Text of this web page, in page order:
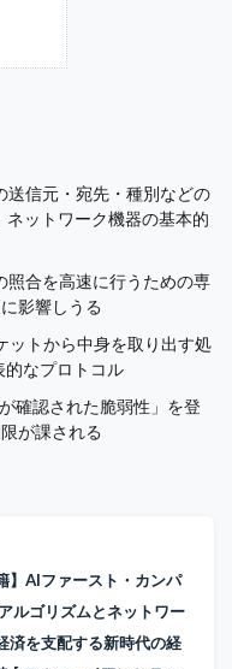
送信元・宛先・種別などの
ットワーク機器の基本的
照合を高速に行うための専
影響しうる
ットから中身を取り出す処
的なプロトコル
確認された脆弱性」を登
が課される
】AIファースト・カンパ
ルゴリズムとネットワー
済を支配する新時代の経